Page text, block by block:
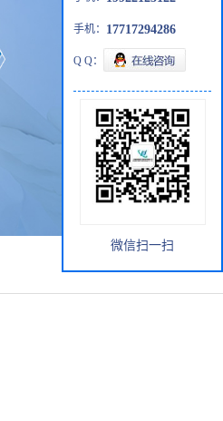
手机： 17717294286
Q Q：
微信扫一扫